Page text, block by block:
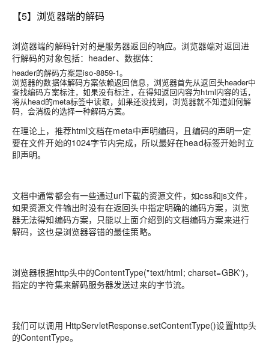
【5】浏览器端的解码
浏览器端的解码针对的是服务器返回的响应。浏览器端对返回进
行解码的对象包括：header、数据体：
header的解码方案是iso-8859-1。
浏览器的数据体解码方案依赖返回信息，浏览器首先从返回头header中
查找编码方案标注，如果没有标注，在得知返回内容为html内容的话，
将从head的meta标签中读取，如果还没找到，浏览器就不知道如何解
码，会消极的选择一种解码方案。
在理论上，推荐html文档在meta中声明编码，且编码的声明一定
要在文件开始的1024字节内完成，所以最好在head标签开始时立
即声明。
文档中通常都会有一些通过url下载的资源文件，如css和js文件，
如果资源文件输出时没有在返回头中指定明确的编码方案，浏览
器无法得知编码方案，只能以上面介绍到的文档编码方案来进行
解码，这也是浏览器容错的最佳策略。
浏览器根据http头中的ContentType("text/html; charset=GBK")，
指定的字符集来解码服务器发送过来的字节流。
我们可以调用 HttpServletResponse.setContentType()设置http头
的ContentType。